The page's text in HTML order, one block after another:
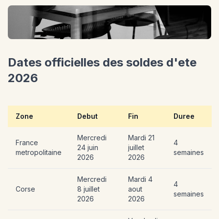
Dates officielles des soldes d'ete
2026
Zone Debut Fin Duree
France
metropolitaine
Mercredi
24 juin
2026
Mardi 21
juillet
2026
4
semaines
Corse
Mercredi
8 juillet
2026
Mardi 4
aout
2026
4
semaines